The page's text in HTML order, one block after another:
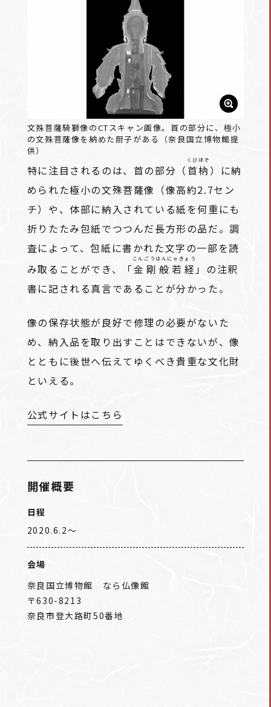
文殊菩薩騎獅像のCTスキャン画像。首の部分に、極小
の文殊菩薩像を納めた厨子がある（奈良国立博物館提
供）
特に注目されるのは、首の部分（首枘
くびほぞ
）に納
められた極小の文殊菩薩像（像高約2.7セン
チ）や、体部に納入されている紙を何重にも
折りたたみ包紙でつつんだ長方形の品だ。調
査によって、包紙に書かれた文字の一部を読
み取ることができ、「金剛般若経
こんごうはんにゃきょう
」の注釈
書に記される真言であることが分かった。
像の保存状態が良好で修理の必要がないた
め、納入品を取り出すことはできないが、像
とともに後世へ伝えてゆくべき貴重な文化財
といえる。
公式サイトはこちら
開催概要
日程
2020.6.2〜
会場
奈良国立博物館 なら仏像館
〒630-8213
奈良市登大路町50番地